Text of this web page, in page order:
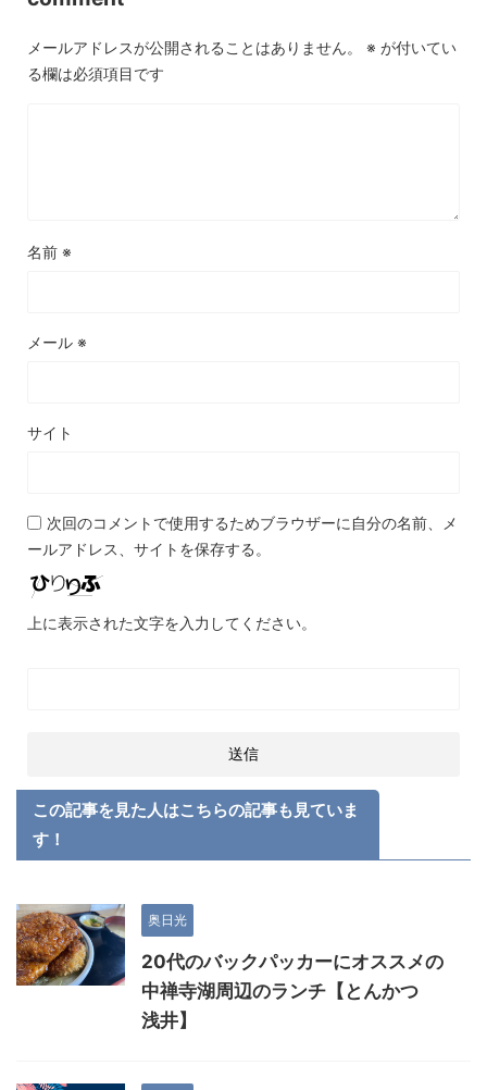
メールアドレスが公開されることはありません。 ※ が付いてい
る欄は必須項目です
名前 ※
メール ※
サイト
次回のコメントで使用するためブラウザーに自分の名前、メ
ールアドレス、サイトを保存する。
上に表示された文字を入力してください。
この記事を見た人はこちらの記事も見ていま
す！
奥日光
20代のバックパッカーにオススメの
中禅寺湖周辺のランチ【とんかつ
浅井】